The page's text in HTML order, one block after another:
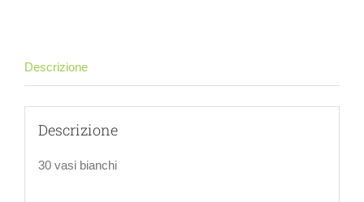
Descrizione
Descrizione
30 vasi bianchi